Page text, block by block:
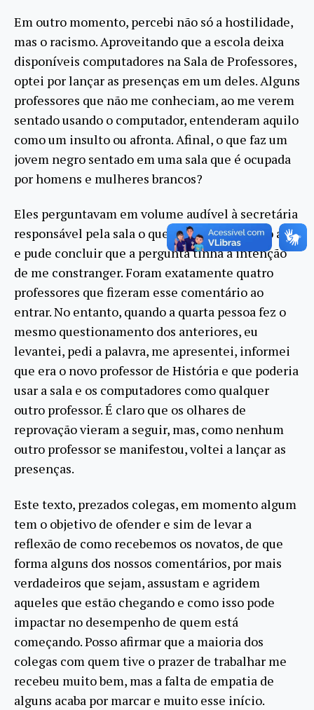
Em outro momento, percebi não só a hostilidade,
mas o racismo. Aproveitando que a escola deixa
disponíveis computadores na Sala de Professores,
optei por lançar as presenças em um deles. Alguns
professores que não me conheciam, ao me verem
sentado usando o computador, entenderam aquilo
como um insulto ou afronta. Afinal, o que faz um
jovem negro sentado em uma sala que é ocupada
por homens e mulheres brancos?
Eles perguntavam em volume audível à secretária
responsável pela sala o que eu estava fazendo ali,
e pude concluir que a pergunta tinha a intenção
de me constranger. Foram exatamente quatro
professores que fizeram esse comentário ao
entrar. No entanto, quando a quarta pessoa fez o
mesmo questionamento dos anteriores, eu
levantei, pedi a palavra, me apresentei, informei
que era o novo professor de História e que poderia
usar a sala e os computadores como qualquer
outro professor. É claro que os olhares de
reprovação vieram a seguir, mas, como nenhum
outro professor se manifestou, voltei a lançar as
presenças.
Este texto, prezados colegas, em momento algum
tem o objetivo de ofender e sim de levar a
reflexão de como recebemos os novatos, de que
forma alguns dos nossos comentários, por mais
verdadeiros que sejam, assustam e agridem
aqueles que estão chegando e como isso pode
impactar no desempenho de quem está
começando. Posso afirmar que a maioria dos
colegas com quem tive o prazer de trabalhar me
recebeu muito bem, mas a falta de empatia de
alguns acaba por marcar e muito esse início.